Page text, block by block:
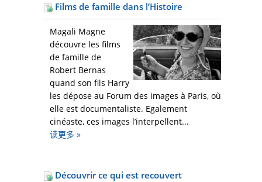
Films de famille dans l’Histoire
Magali Magne
découvre les films
de famille de
Robert Bernas
quand son fils Harry
les dépose au Forum des images à Paris, où
elle est documentaliste. Egalement
cinéaste, ces images l’interpellent...
读更多 »
Découvrir ce qui est recouvert